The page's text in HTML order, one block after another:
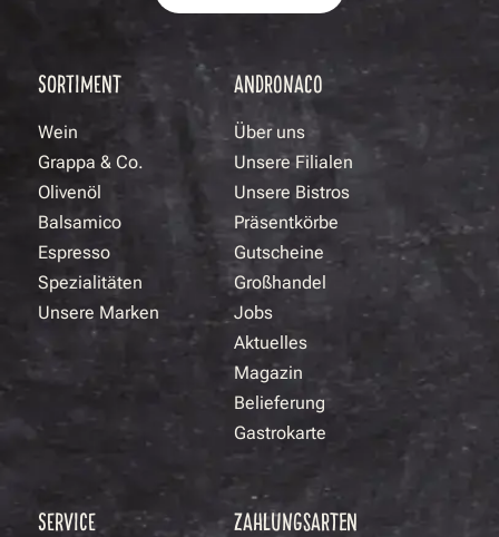
SORTIMENT
Wein
Grappa & Co.
Olivenöl
Balsamico
Espresso
Spezialitäten
Unsere Marken
ANDRONACO
Über uns
Unsere Filialen
Unsere Bistros
Präsentkörbe
Gutscheine
Großhandel
Jobs
Aktuelles
Magazin
Belieferung
Gastrokarte
SERVICE ZAHLUNGSARTEN